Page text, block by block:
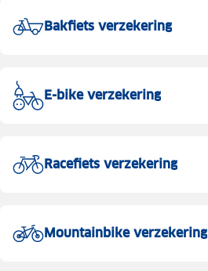
Bakfiets verzekering
E-bike verzekering
Racefiets verzekering
Mountainbike verzekering